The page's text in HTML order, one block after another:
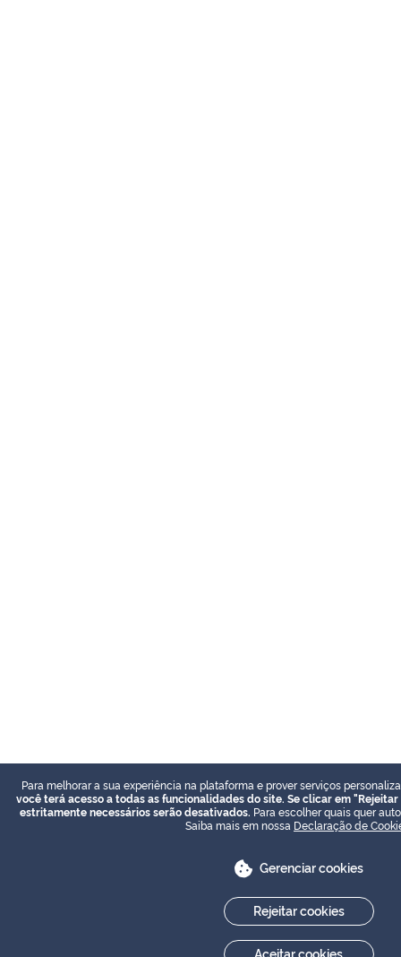
Para melhorar a sua experiência na plataforma e prover serviços
você terá acesso a todas as funcionalidades do site. Se clicar em
estritamente necessários serão desativados. Para escolher quais quer
Saiba mais em nossa Declaração de
Gerenciar cookies
Rejeitar cookies
Aceitar cookies